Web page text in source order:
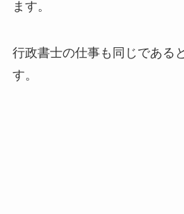
ます。
行政書士の仕事も同じである
す。